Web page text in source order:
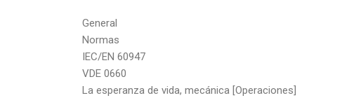
General
Normas
IEC/EN 60947
VDE 0660
La esperanza de vida, mecánica [Operaciones]